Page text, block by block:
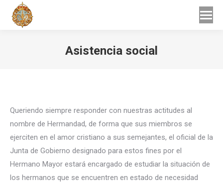
Asistencia social
Queriendo siempre responder con nuestras actitudes al
nombre de Hermandad, de forma que sus miembros se
ejerciten en el amor cristiano a sus semejantes, el oficial de la
Junta de Gobierno designado para estos fines por el
Hermano Mayor estará encargado de estudiar la situación de
los hermanos que se encuentren en estado de necesidad